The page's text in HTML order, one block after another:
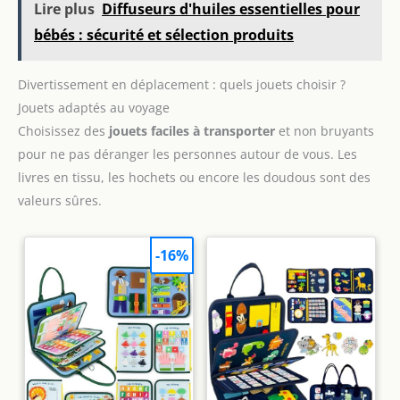
Lire plus Diffuseurs d'huiles essentielles pour
bébés : sécurité et sélection produits
Divertissement en déplacement : quels jouets choisir ?
Jouets adaptés au voyage
Choisissez des jouets faciles à transporter et non bruyants
pour ne pas déranger les personnes autour de vous. Les
livres en tissu, les hochets ou encore les doudous sont des
valeurs sûres.
-16%